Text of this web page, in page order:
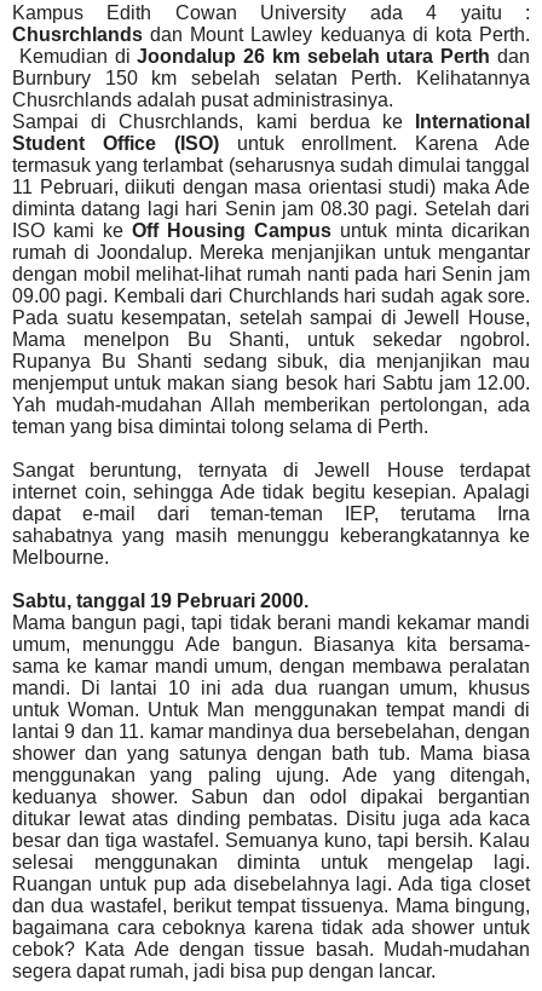
Kampus Edith Cowan University ada 4 yaitu :
Chusrchlands dan Mount Lawley keduanya di kota Perth.
Kemudian diJoondalup 26 km sebelah utara Perthdan
Burnbury 150 km sebelah selatan Perth. Kelihatannya
Chusrchlands adalah pusat administrasinya.
Sampai di Chusrchlands, kami berdua ke
International
Student Office (ISO) untuk enrollment. Karena Ade
termasuk yang terlambat (seharusnya sudah dimulai tanggal
11 Pebruari, diikuti dengan masa orientasi studi) maka Ade
diminta datang lagi hari Senin jam 08.30 pagi. Setelah dari
ISO kami ke Off Housing Campus untuk minta dicarikan
rumah di Joondalup. Mereka menjanjikan untuk mengantar
dengan mobil melihat-lihat rumah nanti pada hari Senin jam
09.00 pagi. Kembali dari Churchlands hari sudah agak sore.
Pada suatu kesempatan, setelah sampai di Jewell House,
Mama menelpon Bu Shanti, untuk sekedar ngobrol.
Rupanya Bu Shanti sedang sibuk, dia menjanjikan mau
menjemput untuk makan siang besok hari Sabtu jam 12.00.
Yah mudah-mudahan Allah memberikan pertolongan, ada
teman yang bisa dimintai tolong selama di Perth.
Sangat beruntung, ternyata di Jewell House terdapat
internet coin, sehingga Ade tidak begitu kesepian. Apalagi
dapat e-mail dari teman-teman IEP, terutama Irna
sahabatnya yang masih menunggu keberangkatannya ke
Melbourne.
Sabtu, tanggal 19 Pebruari 2000.
Mama bangun pagi, tapi tidak berani mandi kekamar mandi
umum, menunggu Ade bangun. Biasanya kita bersama-
sama ke kamar mandi umum, dengan membawa peralatan
mandi. Di lantai 10 ini ada dua ruangan umum, khusus
untuk Woman. Untuk Man menggunakan tempat mandi di
lantai 9 dan 11. kamar mandinya dua bersebelahan, dengan
shower dan yang satunya dengan bath tub. Mama biasa
menggunakan yang paling ujung. Ade yang ditengah,
keduanya shower. Sabun dan odol dipakai bergantian
ditukar lewat atas dinding pembatas. Disitu juga ada kaca
besar dan tiga wastafel. Semuanya kuno, tapi bersih. Kalau
selesai menggunakan diminta untuk mengelap lagi.
Ruangan untuk pup ada disebelahnya lagi. Ada tiga closet
dan dua wastafel, berikut tempat tissuenya. Mama bingung,
bagaimana cara ceboknya karena tidak ada shower untuk
cebok? Kata Ade dengan tissue basah. Mudah-mudahan
segera dapat rumah, jadi bisa pup dengan lancar.